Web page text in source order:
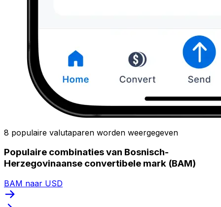
8 populaire valutaparen worden weergegeven
Populaire combinaties van Bosnisch-
Herzegovinaanse convertibele mark (BAM)
BAM naar USD